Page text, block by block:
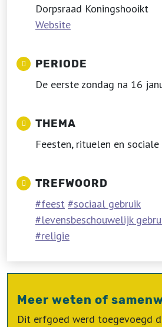
Dorpsraad Koningshooikt
Website
PERIODE
De eerste zondag na 16
THEMA
Feesten, rituelen en sociale
TREFWOORD
feest
sociaal gebruik
levensbeschouwelijk
religie
Meer weten of
Dit erfgoed werd toegevoegd